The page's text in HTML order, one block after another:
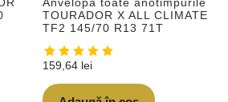
TOURADOR X ALL CLIMATE
TF2 145/70 R13 71T
159,64 lei